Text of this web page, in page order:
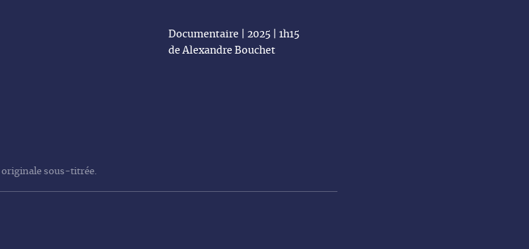
Documentaire | 2025 | 1h15
de Alexandre Bouchet
originale sous-titrée.